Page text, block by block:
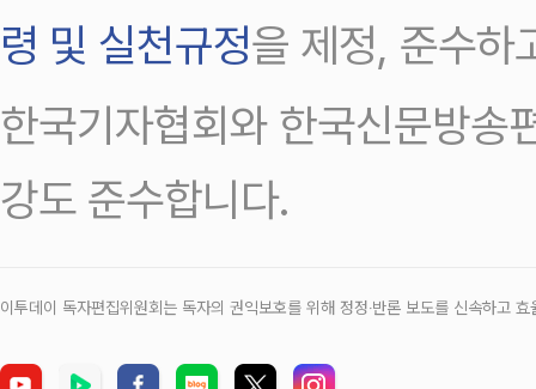
령 및 실천규정을 제정, 준수하
한국기자협회와 한국신문방송
강도 준수합니다.
이투데이 독자편집위원회는 독자의 권익보호를 위해 정정‧반론 보도를 신속하고